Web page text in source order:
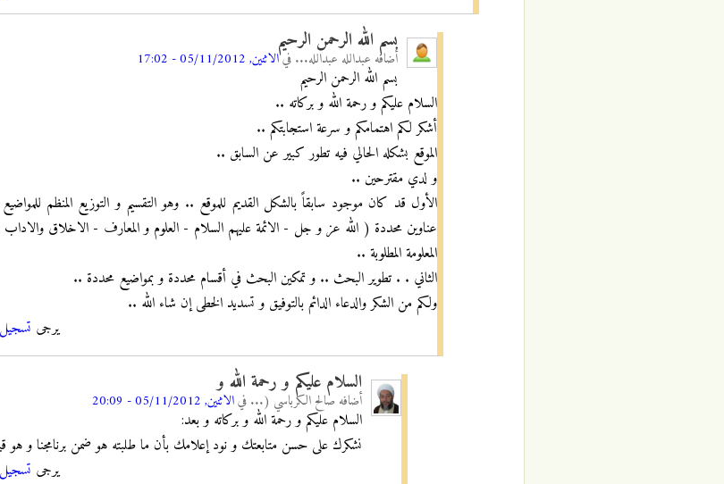
بسم الله الرحمن الرحيم
أضافه عبدالله عبدالله... فيالاثنين, 05/11/2012 - 17:02
بسم الله الرحمن الرحيم
السلام عليكم و رحمة الله و بركاته ..
أشكر لكم اهتمامكم و سرعة استجابتكم ..
الموقع بشكله الحالي فيه تطور كبير عن السابق ..
و لدي مقترحين ..
الأول قد كان موجود سابقاً بالشكل القديم للموقع .. وهو التقسيم و التوزيع المنظم
عناوين محددة ( الله عز و جل - الائمة عليهم السلام - العلوم و المعارف - الاخلاق
المعلومة المطلوبة ..
الثاني . . تطوير البحث .. و تمكين البحث في أقسام محددة و بمواضيع محددة ..
ولكم من الشكر والدعاء الدائم بالتوفيق و تسديد الخطى إن شاء الله ..
يرجى
السلام عليكم و رحمة الله و
أضافه صالح الكرباسي (... فيالاثنين, 05/11/2012 - 20:09
السلام عليكم و رحمة الله و بركاته و بعد:
نشكرك على حسن متابعتك و نود إعلامك بأن ما طلبته هو ضمن برنامجنا و هو
يرجى